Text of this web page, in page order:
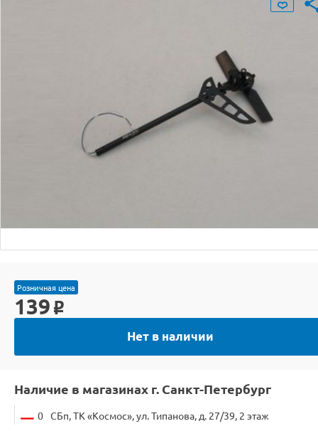
Розничная цена
139 o
Нет в наличии
Наличие в магазинах г. Санкт-Петербург
0 СБп, ТК «Космос», ул. Типанова, д. 27/39, 2 этаж